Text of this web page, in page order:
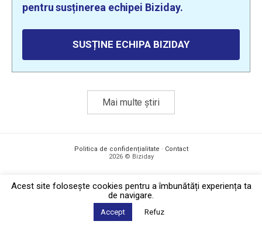
pentru susținerea echipei Biziday.
SUSȚINE ECHIPA BIZIDAY
Mai multe știri
Politica de confidențialitate · Contact
2026 © Biziday
Acest site foloseşte cookies pentru a îmbunătăți experiența ta
de navigare.
Accept Refuz